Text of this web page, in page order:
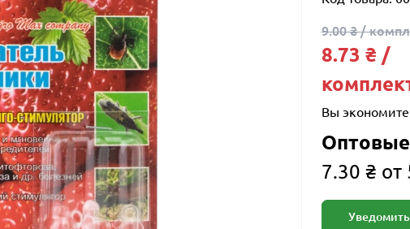
9.00 ₴ /
8.73 ₴ /
Вы
7.30 ₴ от